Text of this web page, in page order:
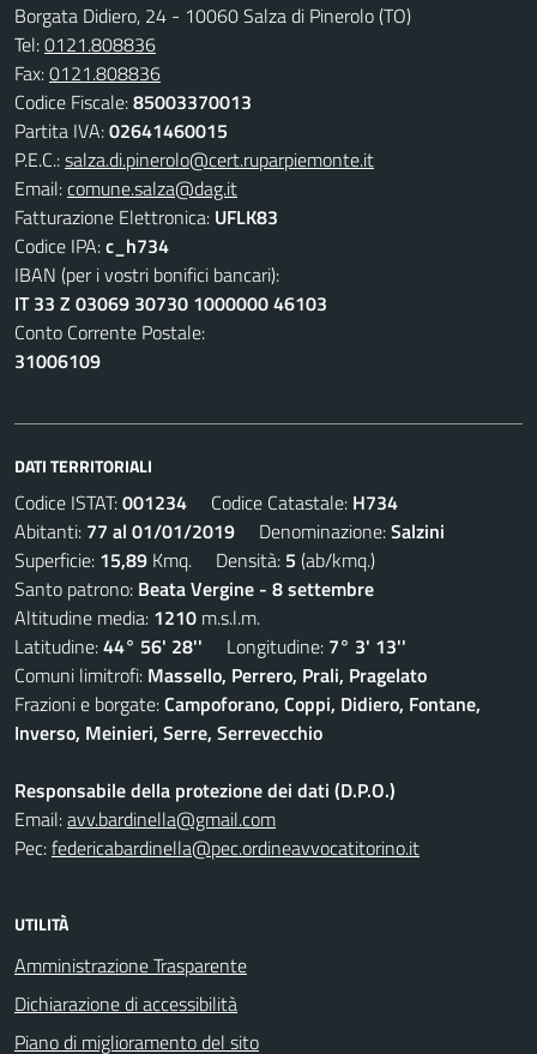
Borgata Didiero, 24 - 10060 Salza di Pinerolo (TO)
Tel:0121.808836
Fax:0121.808836
Codice Fiscale:85003370013
Partita IVA:02641460015
P.E.C.:salza.di.pinerolo@cert.ruparpiemonte.it
Email:comune.salza@dag.it
Fatturazione Elettronica: UFLK83
Codice IPA:c_h734
IBAN (per i vostri bonifici bancari):
IT 33 Z 03069 30730 1000000 46103
Conto Corrente Postale:
31006109
DATI TERRITORIALI
Codice ISTAT:001234 Codice Catastale: H734
Abitanti: 77 al 01/01/2019 Denominazione:Salzini
Superficie: 15,89 Kmq. Densità: 5 (ab/kmq.)
Santo patrono: Beata Vergine - 8 settembre
Altitudine media: 1210 m.s.l.m.
Latitudine:44° 56' 28'' Longitudine: 7° 3' 13''
Comuni limitrofi: Massello, Perrero, Prali, Pragelato
Frazioni e borgate:Campoforano, Coppi, Didiero, Fontane,
Inverso, Meinieri, Serre, Serrevecchio
Responsabile della protezione dei dati (D.P.O.)
Email:avv.bardinella@gmail.com
Pec:federicabardinella@pec.ordineavvocatitorino.it
UTILITÀ
Amministrazione Trasparente
Dichiarazione di accessibilità
Piano di miglioramento del sito